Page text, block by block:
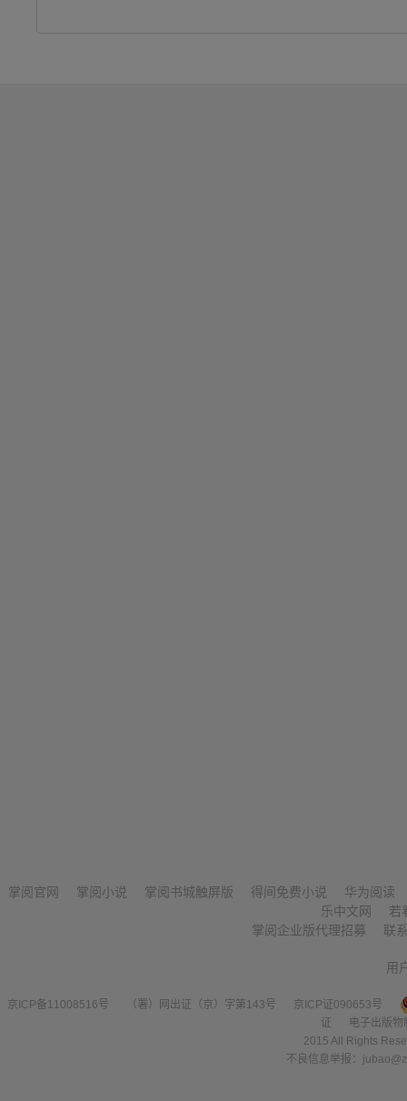
掌阅官网 掌阅小说 掌阅书城触屏版 得间免费小说
华为阅读
乐中文网
若
掌阅企业版代理招募
联
用
京ICP备11008516号 （署）网出证（京）字第143号
京ICP证090653号
证
电子出版
2015 All Rights
不良信息举报：